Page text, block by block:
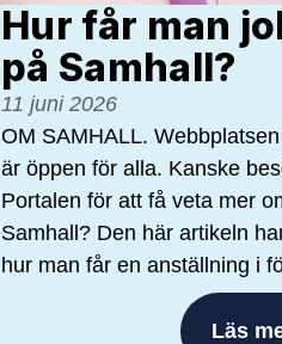
Hur får man
på Samhall?
11 juni 2026
OM SAMHALL.
är öppen för alla. Kanske
Portalen för att få veta mer
Samhall? Den här artikeln
hur man får en anställning i
Läs